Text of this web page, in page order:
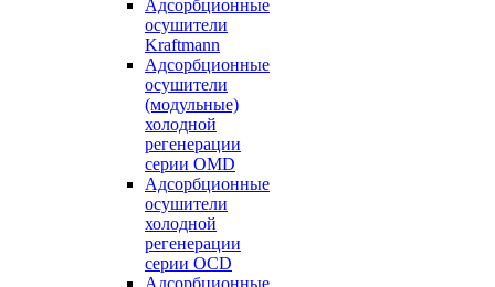
Адсорбционные
осушители
Kraftmann
Адсорбционные
осушители
(модульные)
холодной
регенерации
серии OMD
Адсорбционные
осушители
холодной
регенерации
серии OCD
Адсорбционные